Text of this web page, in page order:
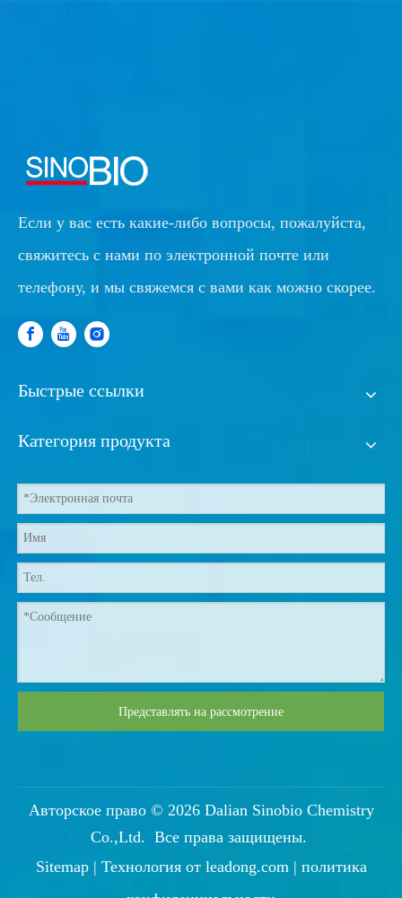
Если у вас есть какие-либо вопросы, пожалуйста,
свяжитесь с нами по электронной почте или
телефону, и мы свяжемся с вами как можно скорее.
Быстрые ссылки
Категория продукта
Представлять на рассмотрение
Авторское право © 2026Dalian Sinobio Chemistry
Co.,Ltd. Все права защищены.
Sitemap| Технология от leadong.com| политика